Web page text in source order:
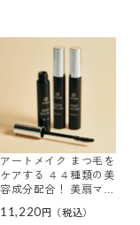
アートメイク まつ毛を
ケアする ４４種類の美
容成分配合！ 美扇マス
３本セット
11,220